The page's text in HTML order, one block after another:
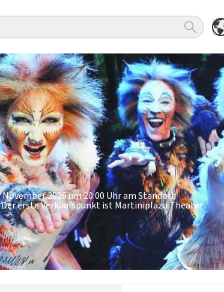
2026 um 20:00 Uhr am Standort
Der erste Verkaufspunkt ist Martiniplaza Theater